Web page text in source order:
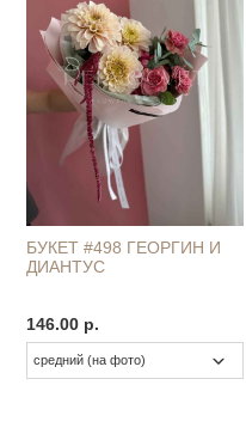
БУКЕТ #498 ГЕОРГИН И
ДИАНТУС
146.00 р.